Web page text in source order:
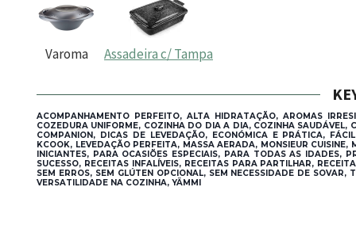
Varoma Assadeira c/ Tampa
ACOMPANHAMENTO PERFEITO, ALTA HIDRATAÇÃO, AROMAS
COZEDURA UNIFORME, COZINHA DO DIA A DIA, COZINHA SAUDÁVEL,
COMPANION, DICAS DE LEVEDAÇÃO, ECONÓMICA E PRÁTICA,
KCOOK, LEVEDAÇÃO PERFEITA, MASSA AERADA, MONSIEUR
INICIANTES, PARA OCASIÕES ESPECIAIS, PARA TODAS AS IDADES,
SUCESSO, RECEITAS INFALÍVEIS, RECEITAS PARA PARTILHAR,
SEM ERROS, SEM GLÚTEN OPCIONAL, SEM NECESSIDADE DE
VERSATILIDADE NA COZINHA, YÄMMI